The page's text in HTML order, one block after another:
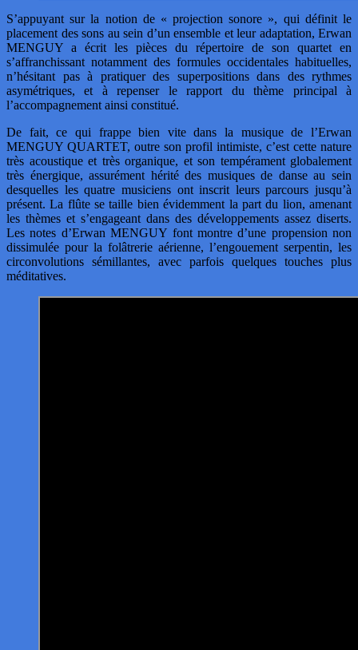
S’appuyant sur la notion de « projection sonore », qui définit le
placement des sons au sein d’un ensemble et leur adaptation, Erwan
MENGUY a écrit les pièces du répertoire de son quartet en
s’affranchissant notamment des formules occidentales habituelles,
n’hésitant pas à pratiquer des superpositions dans des rythmes
asymétriques, et à repenser le rapport du thème principal à
l’accompagnement ainsi constitué.
De fait, ce qui frappe bien vite dans la musique de l’Erwan
MENGUY QUARTET, outre son profil intimiste, c’est cette nature
très acoustique et très organique, et son tempérament globalement
très énergique, assurément hérité des musiques de danse au sein
desquelles les quatre musiciens ont inscrit leurs parcours jusqu’à
présent. La flûte se taille bien évidemment la part du lion, amenant
les thèmes et s’engageant dans des développements assez diserts.
Les notes d’Erwan MENGUY font montre d’une propension non
dissimulée pour la folâtrerie aérienne, l’engouement serpentin, les
circonvolutions sémillantes, avec parfois quelques touches plus
méditatives.